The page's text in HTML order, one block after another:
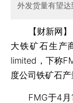
外发货量有望
【财新网
大铁矿石生产
limited，下称
度公司铁矿石产
FMG于4月